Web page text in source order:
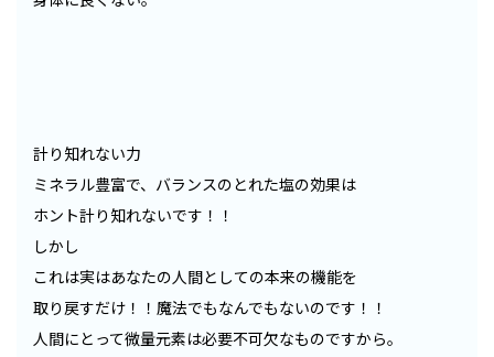
計り知れない力
ミネラル豊富で、バランスのとれた塩の効果は
ホント計り知れないです！！
しかし
これは実はあなたの人間としての本来の機能を
取り戻すだけ！！魔法でもなんでもないのです！！
人間にとって微量元素は必要不可欠なものですから。